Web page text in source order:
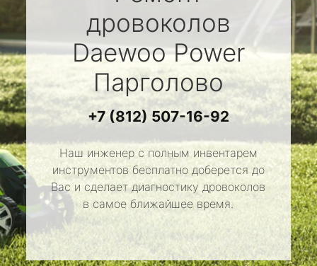
дровоколов
Daewoo Power
Парголово
+7 (812) 507-16-92
Наш инженер с полным инвентарем
инструментов бесплатно доберется до
Вас и сделает диагностику дровоколов
в самое ближайшее время.